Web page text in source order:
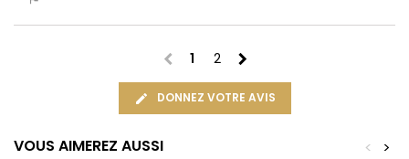
chevron_left 1 2 chevron_right
DONNEZ VOTRE AVIS
VOUS AIMEREZ AUSSI >
<